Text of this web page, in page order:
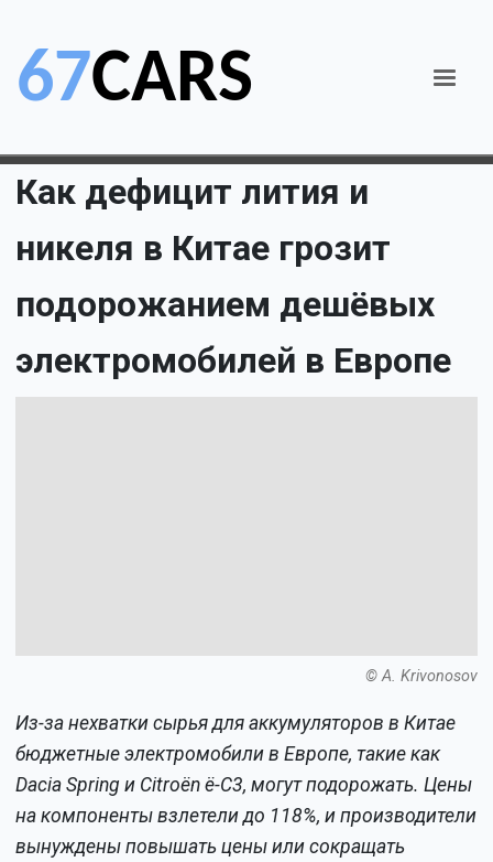
Как дефицит лития и
никеля в Китае грозит
подорожанием дешёвых
электромобилей в Европе
© A. Krivonosov
Из-за нехватки сырья для аккумуляторов в Китае
бюджетные электромобили в Европе, такие как
Dacia Spring и Citroën ë-C3, могут подорожать. Цены
на компоненты взлетели до 118%, и производители
вынуждены повышать цены или сокращать